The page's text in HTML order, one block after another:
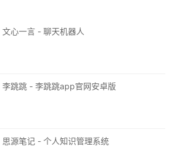
文心一言 - 聊天机器人
李跳跳 - 李跳跳app官网安卓版
思源笔记 - 个人知识管理系统